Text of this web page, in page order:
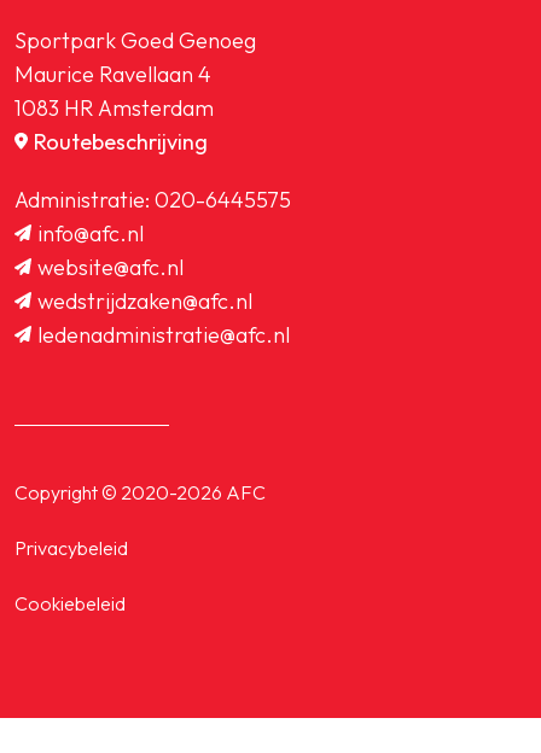
Sportpark Goed Genoeg
Maurice Ravellaan 4
1083 HR Amsterdam
Routebeschrijving
Administratie: 020-6445575
info@afc.nl
website@afc.nl
wedstrijdzaken@afc.nl
ledenadministratie@afc.nl
Copyright © 2020-2026 AFC
Privacybeleid
Cookiebeleid